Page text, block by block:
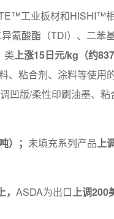
工业板材和HISHI™
氰酸酯（TDI）、二苯
类上涨15日元/kg（约837
、粘合剂、涂料等使用
凹版/柔性印刷油墨、
）； 未填充系列产品上
ASDA为出口上调200